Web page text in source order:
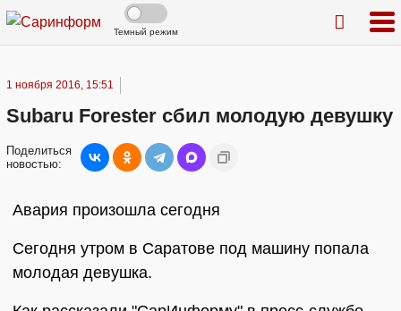
Темный режим
1 ноября 2016, 15:51
Subaru Forester сбил молодую девушку
Поделиться
новостью:
Авария произошла сегодня
Сегодня утром в Саратове под машину попала
молодая девушка.